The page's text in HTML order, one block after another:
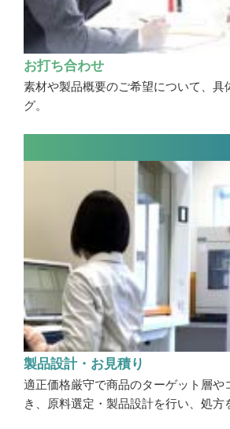
お打ち合わせ
素材や製品概要のご希望について、具
グ。
製品設計・お見積り
適正価格厳守で商品のターゲット層や
き、原料選定・製品設計を行い、処方